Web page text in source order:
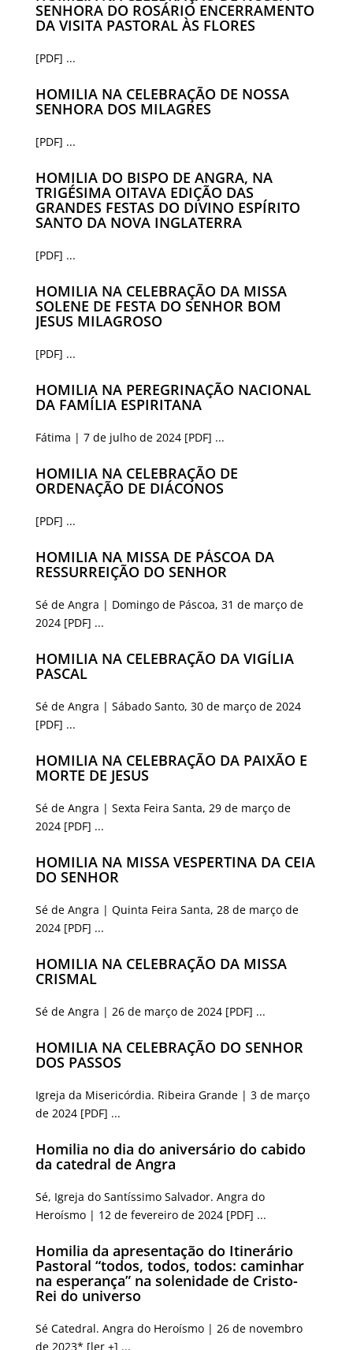
SENHORA DO ROSÁRIO ENCERRAMENTO
DA VISITA PASTORAL ÀS FLORES
[PDF] ...
HOMILIA NA CELEBRAÇÃO DE NOSSA
SENHORA DOS MILAGRES
[PDF] ...
HOMILIA DO BISPO DE ANGRA, NA
TRIGÉSIMA OITAVA EDIÇÃO DAS
GRANDES FESTAS DO DIVINO ESPÍRITO
SANTO DA NOVA INGLATERRA
[PDF] ...
HOMILIA NA CELEBRAÇÃO DA MISSA
SOLENE DE FESTA DO SENHOR BOM
JESUS MILAGROSO
[PDF] ...
HOMILIA NA PEREGRINAÇÃO NACIONAL
DA FAMÍLIA ESPIRITANA
Fátima | 7 de julho de 2024 [PDF] ...
HOMILIA NA CELEBRAÇÃO DE
ORDENAÇÃO DE DIÁCONOS
[PDF] ...
HOMILIA NA MISSA DE PÁSCOA DA
RESSURREIÇÃO DO SENHOR
Sé de Angra | Domingo de Páscoa, 31 de março de
2024 [PDF] ...
HOMILIA NA CELEBRAÇÃO DA VIGÍLIA
PASCAL
Sé de Angra | Sábado Santo, 30 de março de 2024
[PDF] ...
HOMILIA NA CELEBRAÇÃO DA PAIXÃO E
MORTE DE JESUS
Sé de Angra | Sexta Feira Santa, 29 de março de
2024 [PDF] ...
HOMILIA NA MISSA VESPERTINA DA CEIA
DO SENHOR
Sé de Angra | Quinta Feira Santa, 28 de março de
2024 [PDF] ...
HOMILIA NA CELEBRAÇÃO DA MISSA
CRISMAL
Sé de Angra | 26 de março de 2024 [PDF] ...
HOMILIA NA CELEBRAÇÃO DO SENHOR
DOS PASSOS
Igreja da Misericórdia. Ribeira Grande | 3 de março
de 2024 [PDF] ...
Homilia no dia do aniversário do cabido
da catedral de Angra
Sé, Igreja do Santíssimo Salvador. Angra do
Heroísmo | 12 de fevereiro de 2024 [PDF] ...
Homilia da apresentação do Itinerário
Pastoral “todos, todos, todos: caminhar
na esperança” na solenidade de Cristo-
Rei do universo
Sé Catedral. Angra do Heroísmo | 26 de novembro
de 2023* [ler +] ...